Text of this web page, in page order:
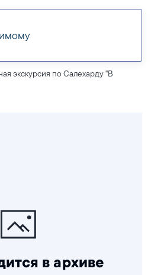
экскурсия по Салехарду "В
в архиве